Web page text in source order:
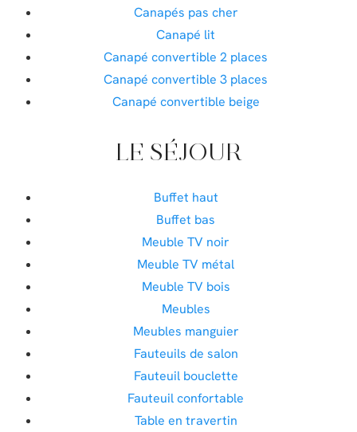
Canapés pas cher
Canapé lit
Canapé convertible 2 places
Canapé convertible 3 places
Canapé convertible beige
LE SÉJOUR
Buffet haut
Buffet bas
Meuble TV noir
Meuble TV métal
Meuble TV bois
Meubles
Meubles manguier
Fauteuils de salon
Fauteuil bouclette
Fauteuil confortable
Table en travertin